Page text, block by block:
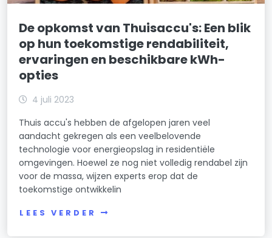
De opkomst van Thuisaccu's: Een blik
op hun toekomstige rendabiliteit,
ervaringen en beschikbare kWh-
opties
4 juli 2023
Thuis accu's hebben de afgelopen jaren veel
aandacht gekregen als een veelbelovende
technologie voor energieopslag in residentiële
omgevingen. Hoewel ze nog niet volledig rendabel zijn
voor de massa, wijzen experts erop dat de
toekomstige ontwikkelin
LEES VERDER